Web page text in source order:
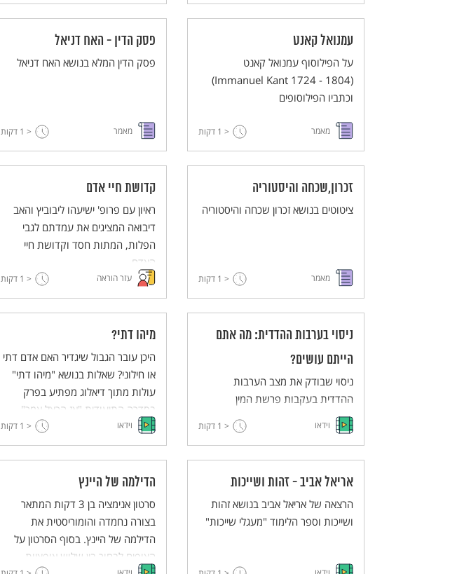
עמנואל קאנט
על הפילוסוף עמנואל קאנט
(Immanuel Kant 1724 - 1804)
וכתביו הפילוסופים
מאמר < 1 דקות
פסק הדין - האח דניאל
פסק הדין המלא בנושא האח דניאל
מאמר < 1 דקות
זכרון,שכחה והיסטוריה
ציטוטים בנושא זכרון שכחה והיסטוריה
מאמר < 1 דקות
קדושת חיי אדם
ראיון עם פרופ' ישיעהו ליבוביץ והאב
דיבואה המציגים את עמדתם לגבי
הפלות, המתות חסד וקדושת חיי
האדם.
עזר הוראה < 1 דקות
ניסוי בערבות ההדדית: מה אתם
הייתם עושים?
ניסוי שבודק את מצב הערבות
ההדדית בעקבות פרשת המין
הקבוצתי בחוף בוגרשוב: מה אתם
הייתם עושים?
וידאו < 1 דקות
מיהו דתי?
היכן עובר הגבול שיגדיר האם אדם דתי
או חילוני? שאלות בנושא "מיהו דתי"
עולות מתוך דיאלוג מפתיע בפרק
בסדרה התיעודית "אז הרצל אמר"
בהנחית אורן הרמן וינאי עופרן
וידאו < 1 דקות
אריאל אביב - זהות ושייכות
הרצאה של אריאל אביב בנושא זהות
ושייכות וספר הלימוד "מעגלי שייכות"
הדילמה של היינץ
סרטון אנימציה בן 3 דקות המתאר
בצורה נחמדה והומוריסטית את
הדילמה של היינץ. בסוף הסרטון על
הצופים לבחור בין שלוש אופציות.